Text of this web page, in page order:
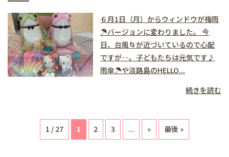
６月1日（月）からウィンドウが梅雨
☂️バージョンに変わりました。 今
日、台風🌀が近づいているので心配
ですが‥。子どもたちは元気です♪
雨傘☂️や淡路島のHELLO...
続きを読む
1 / 27 1 2 3 ... » 最後 »